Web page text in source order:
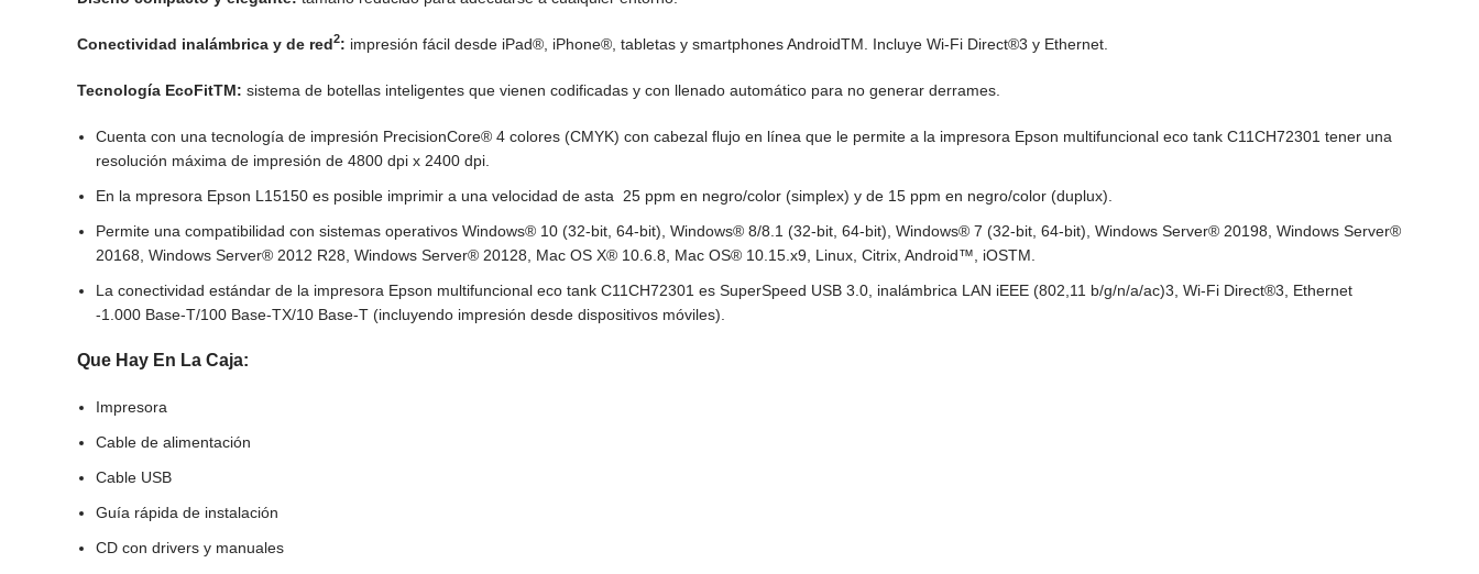
Conectividad inalámbrica y de red2: impresión fácil desde iPad®, iPhone®, tabletas y smartphones AndroidTM. Incluye Wi-Fi Direct®3 y Ethernet.
Tecnología EcoFitTM: sistema de botellas inteligentes que vienen codificadas y con llenado automático para no generar derrames.
Cuenta con una tecnología de impresión PrecisionCore® 4 colores (CMYK) con cabezal flujo en línea que le permite a la impresora Epson multifuncional eco tank C11CH72301 tener una
resolución máxima de impresión de 4800 dpi x 2400 dpi.
En la mpresora Epson L15150 es posible imprimir a una velocidad de asta 25 ppm en negro/color (simplex) y de 15 ppm en negro/color (duplux).
Permite una compatibilidad con sistemas operativos Windows® 10 (32-bit, 64-bit), Windows® 8/8.1 (32-bit, 64-bit), Windows® 7 (32-bit, 64-bit), Windows Server® 20198, Windows Server®
20168, Windows Server® 2012 R28, Windows Server® 20128, Mac OS X® 10.6.8, Mac OS® 10.15.x9, Linux, Citrix, Android™, iOSTM.
La conectividad estándar de la impresora Epson multifuncional eco tank C11CH72301 es SuperSpeed USB 3.0, inalámbrica LAN iEEE (802,11 b/g/n/a/ac)3, Wi-Fi Direct®3, Ethernet
-1.000 Base-T/100 Base-TX/10 Base-T (incluyendo impresión desde dispositivos móviles).
Que Hay En La Caja:
Impresora
Cable de alimentación
Cable USB
Guía rápida de instalación
CD con drivers y manuales